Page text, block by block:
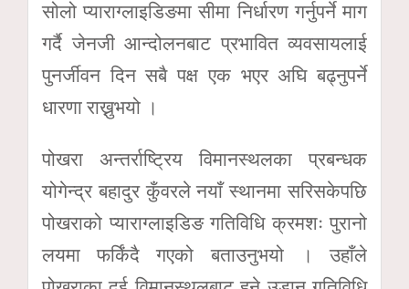
सोलो प्याराग्लाइडिङमा सीमा निर्धारण गर्नुपर्ने माग
गर्दै जेनजी आन्दोलनबाट प्रभावित व्यवसायलाई
पुनर्जीवन दिन सबै पक्ष एक भएर अघि बढ्नुपर्ने
धारणा राख्नुभयो ।
पोखरा अन्तर्राष्ट्रिय विमानस्थलका प्रबन्धक
योगेन्द्र बहादुर कुँवरले नयाँ स्थानमा सरिसकेपछि
पोखराको प्याराग्लाइडिङ गतिविधि क्रमशः पुरानो
लयमा फर्किंदै गएको बताउनुभयो । उहाँले